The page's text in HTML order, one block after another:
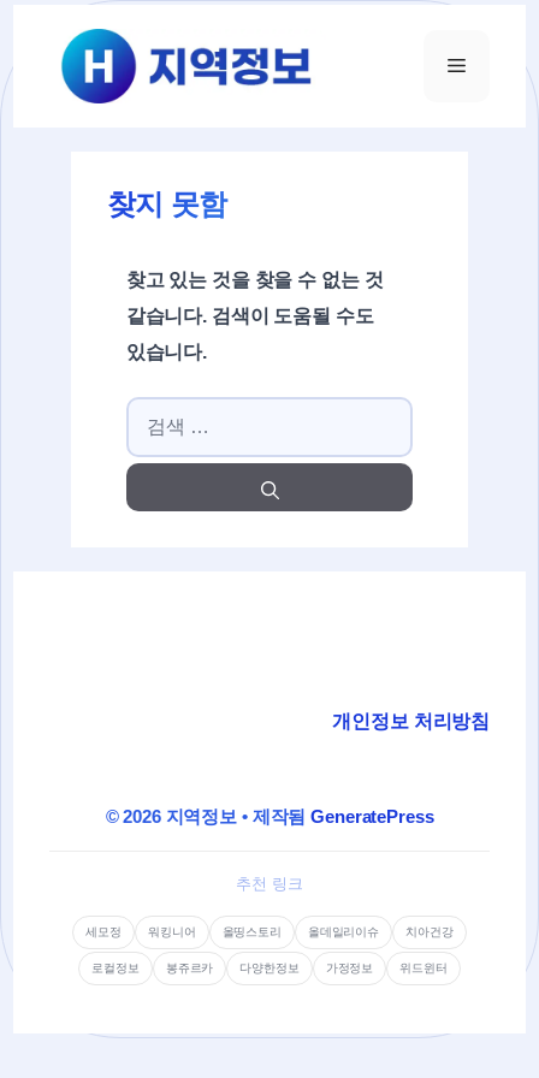
건너뛰기
메뉴
찾지 못함
찾고 있는 것을 찾을 수 없는 것
같습니다. 검색이 도움될 수도
있습니다.
검색:
개인정보 처리방침
© 2026 지역정보 • 제작됨GeneratePress
추천 링크
세모정 워킹니어 올띵스토리 올데일리이슈 치아건강
로컬정보 봉쥬르카 다양한정보 가정정보 위드윈터